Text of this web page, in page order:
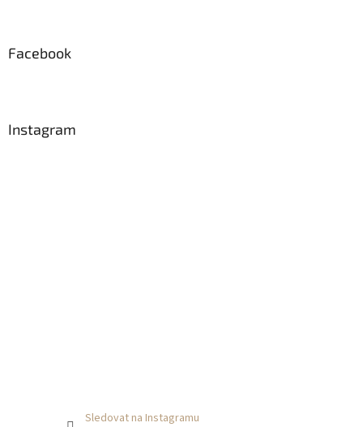
Facebook
Instagram
Sledovat na Instagramu